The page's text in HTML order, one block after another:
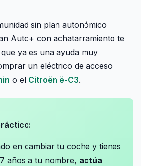
sin plan autonómico
Auto+ con achatarramiento te
ya es una ayuda muy
un eléctrico de acceso
o el Citroën ë-C3.
en cambiar tu coche y tienes
años a tu nombre, actúa